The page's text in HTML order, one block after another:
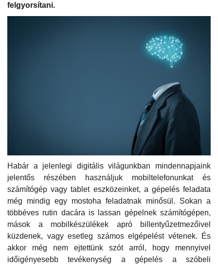
felgyorsítani.
Habár a jelenlegi digitális világunkban mindennapjaink
jelentős részében használjuk mobiltelefonunkat és
számítógép vagy tablet eszközeinket, a gépelés feladata
még mindig egy mostoha feladatnak minősül. Sokan a
többéves rutin dacára is lassan gépelnek számítógépen,
mások a mobilkészülékek apró billentyűzetmezőivel
küzdenek, vagy esetleg számos elgépelést vétenek. És
akkor még nem ejtettünk szót arról, hogy mennyivel
időigényesebb tevékenység a gépelés a szóbeli